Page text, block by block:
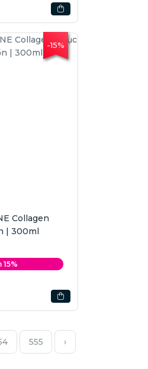
-15%
Collagen
| 300ml
15%
555 ›